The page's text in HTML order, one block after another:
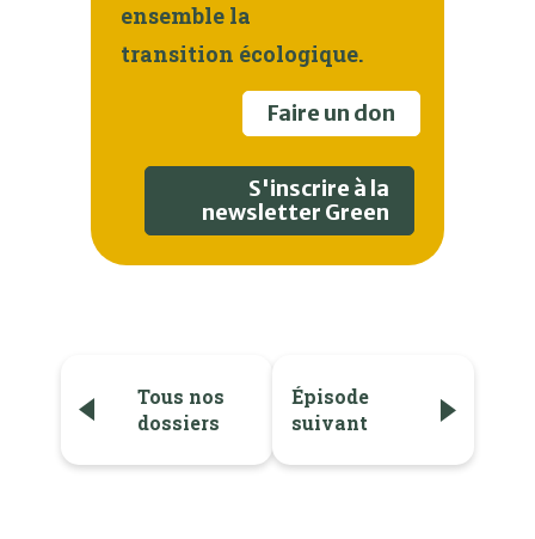
ensemble la
transition écologique.
Faire un don
S'inscrire à la
newsletter Green
Tous nos
dossiers
Épisode
suivant